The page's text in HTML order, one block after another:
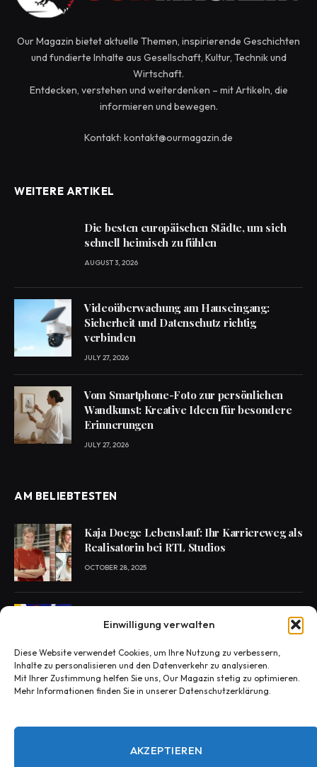
Einwilligung verwalten
Diese Website verwendet Cookies, um Ihre Nutzung zu verbessern,
Inhalte zu personalisieren und den Datenverkehr zu analysieren.
Mit Ihrer Zustimmung helfen Sie uns, Our Magazin stetig zu optimieren.
Mehr Informationen finden Sie in unserer Datenschutzerklärung.
AKZEPTIEREN
Our Magazin bietet aktuelle Themen, inspirierende Geschichten
und fundierte Inhalte aus Gesellschaft, Kultur, Technik und
Wirtschaft.
Entdecken, verstehen und weiterdenken – mit Artikeln, die
informieren und bewegen.
Kontakt: kontakt@ourmagazin.de
WEITERE ARTIKEL
Die besten europäischen Städte, um sich
schnell heimisch zu fühlen
AUGUST 3, 2026
Videoüberwachung am Hauseingang:
Sicherheit und Datenschutz richtig
verbinden
JULY 27, 2026
Vom Smartphone-Foto zur persönlichen
Wandkunst: Kreative Ideen für besondere
Erinnerungen
JULY 27, 2026
AM BELIEBTESTEN
Kaja Doege Lebenslauf: Ihr Karriereweg als
Realisatorin bei RTL Studios
OCTOBER 28, 2025
Medien berichten, offiziell nichts bestätigt
OCTOBER 29, 2025
Konny Reimann Todesursache? Die
OCTOBER 30, 2025